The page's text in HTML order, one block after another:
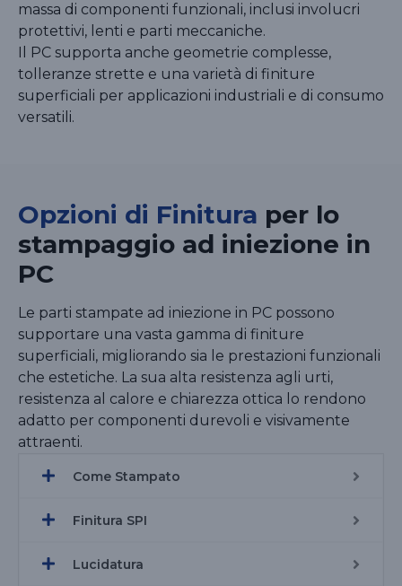
massa di componenti funzionali, inclusi involucri
protettivi, lenti e parti meccaniche.
Il PC supporta anche geometrie complesse,
tolleranze strette e una varietà di finiture
superficiali per applicazioni industriali e di consumo
versatili.
Opzioni di Finitura per lo
stampaggio ad iniezione in
PC
Le parti stampate ad iniezione in PC possono
supportare una vasta gamma di finiture
superficiali, migliorando sia le prestazioni funzionali
che estetiche. La sua alta resistenza agli urti,
resistenza al calore e chiarezza ottica lo rendono
adatto per componenti durevoli e visivamente
attraenti.
Come Stampato
Finitura SPI
Lucidatura